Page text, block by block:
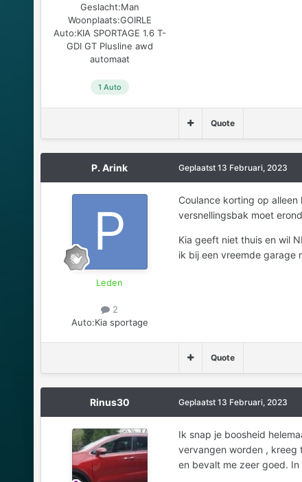
Geslacht:Man
Woonplaats:GOIRLE
Auto:KIA SPORTAGE 1.6 T-
GDI GT Plusline awd
automaat
1 Auto
Quote
P. Arink
Leden
2
Auto:Kia sportage
Geplaatst 13 Februari, 2023
Coulance korting op
versnellingsbak moet
Kia geeft niet thuis en wil
ik bij een vreemde garage
Quote
Rinus30 Geplaatst 13 Februari, 2023
Ik snap je boosheid
vervangen worden , kreeg
en bevalt me zeer goed.